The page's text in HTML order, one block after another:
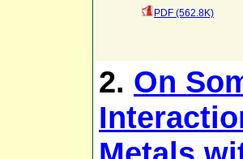
PDF (562.8K)
2. On